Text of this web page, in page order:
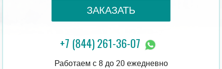
ЗАКАЗАТЬ
+7 (844) 261-36-07
Работаем с 8 до 20 ежедневно